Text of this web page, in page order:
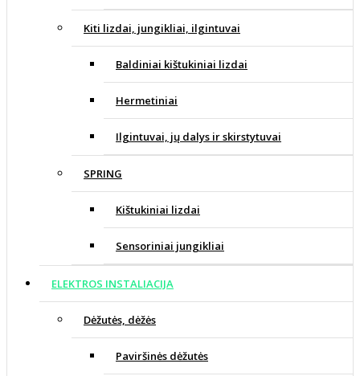
Kiti lizdai, jungikliai, ilgintuvai
Baldiniai kištukiniai lizdai
Hermetiniai
Ilgintuvai, jų dalys ir skirstytuvai
SPRING
Kištukiniai lizdai
Sensoriniai jungikliai
ELEKTROS INSTALIACIJA
Dėžutės, dėžės
Paviršinės dėžutės